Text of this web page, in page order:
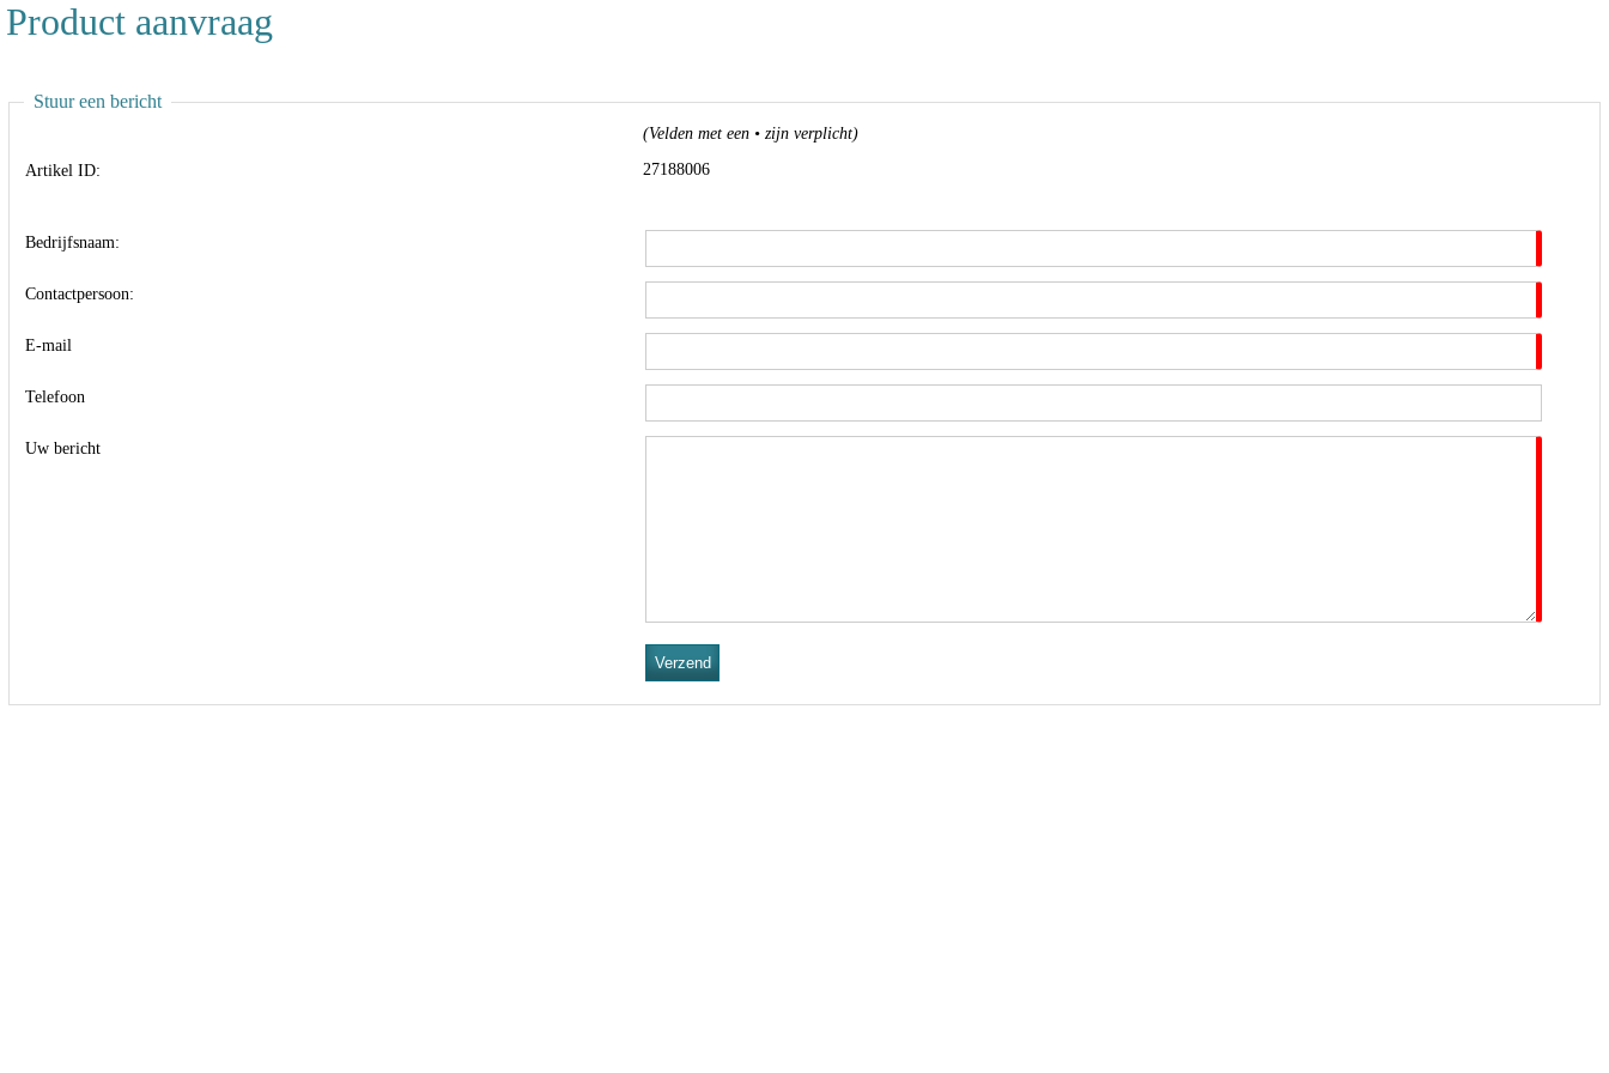
Product aanvraag
Stuur een bericht
(Velden met een • zijn verplicht)
Artikel ID:
27188006
Bedrijfsnaam:
Contactpersoon:
E-mail
Telefoon
Uw bericht